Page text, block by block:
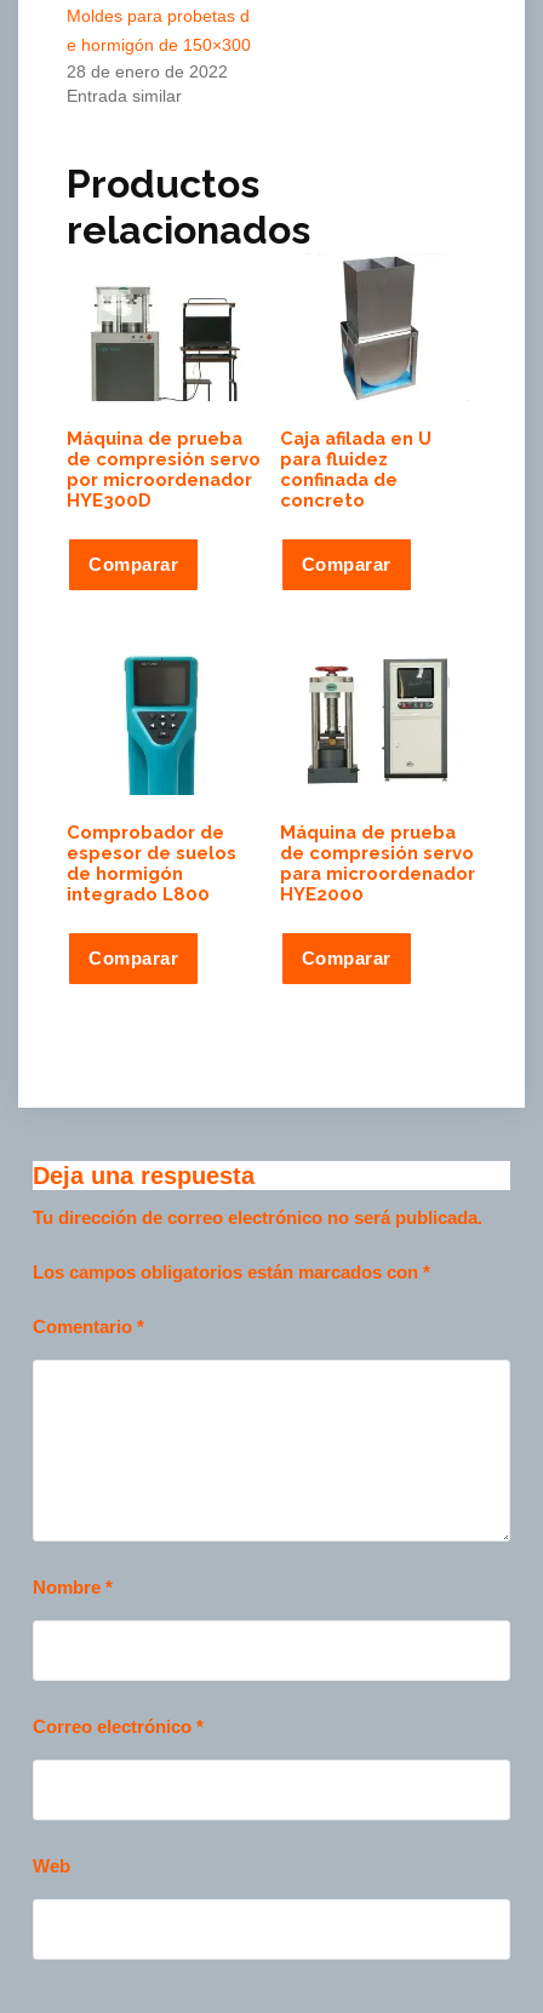
Moldes para probetas d
e hormigón de 150×300
28 de enero de 2022
Entrada similar
Productos
relacionados
Máquina de prueba
de compresión servo
por microordenador
HYE300D
Comparar
Caja afilada en U
para fluidez
confinada de
concreto
Comparar
Comprobador de
espesor de suelos
de hormigón
integrado L800
Comparar
Máquina de prueba
de compresión servo
para microordenador
HYE2000
Comparar
Deja una respuesta
Tu dirección de correo electrónico no será publicada.
Los campos obligatorios están marcados con *
Comentario *
Nombre *
Correo electrónico *
Web